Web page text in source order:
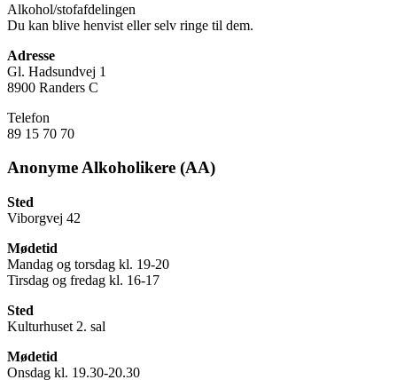
Alkohol/stofafdelingen
Du kan blive henvist eller selv ringe til dem.
Adresse
Gl. Hadsundvej 1
8900 Randers C
Telefon
89 15 70 70
Anonyme Alkoholikere (AA)
Sted
Viborgvej 42
Mødetid
Mandag og torsdag kl. 19-20
Tirsdag og fredag kl. 16-17
Sted
Kulturhuset 2. sal
Mødetid
Onsdag kl. 19.30-20.30